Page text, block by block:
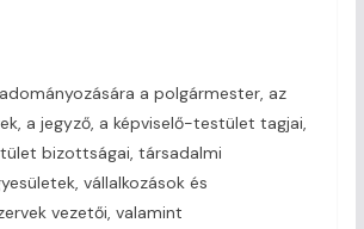
a polgármester, az
a jegyző, a képviselő-testület tagjai,
bizottságai, társadalmi
vállalkozások és
vezetői, valamint